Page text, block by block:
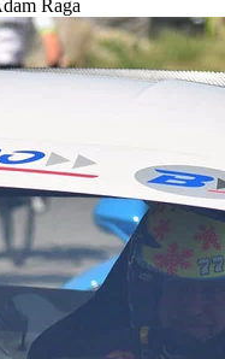
Raga